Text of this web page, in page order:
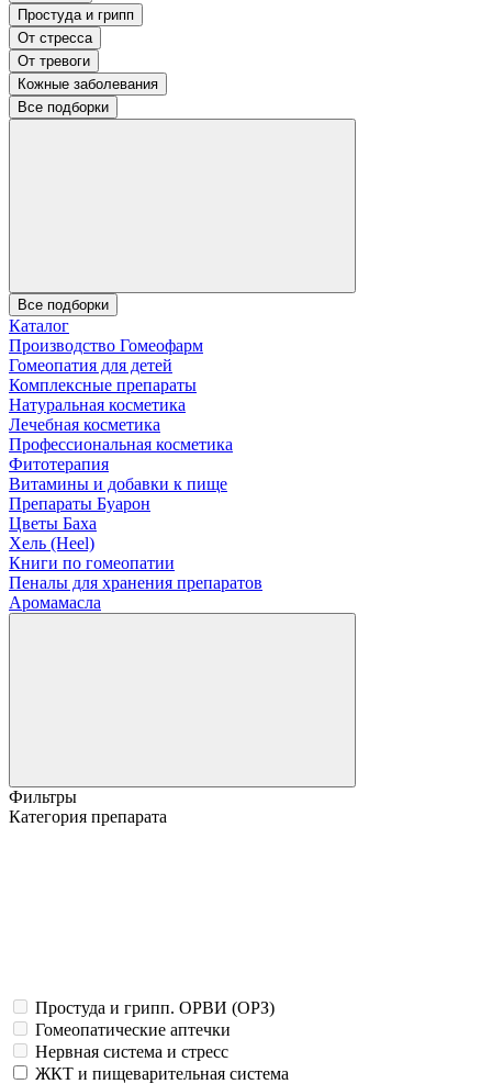
Простуда и грипп
От стресса
От тревоги
Кожные заболевания
Все подборки
Все подборки
Каталог
Производство Гомеофарм
Гомеопатия для детей
Комплексные препараты
Натуральная косметика
Лечебная косметика
Профессиональная косметика
Фитотерапия
Витамины и добавки к пище
Препараты Буарон
Цветы Баха
Хель (Heel)
Книги по гомеопатии
Пеналы для хранения препаратов
Аромамасла
Фильтры
Категория препарата
Простуда и грипп. ОРВИ (ОРЗ)
Гомеопатические аптечки
Нервная система и стресс
ЖКТ и пищеварительная система